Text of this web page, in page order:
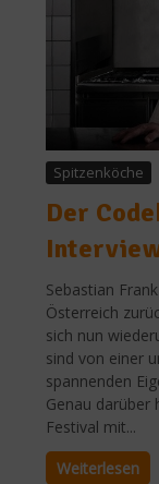
Spitzenköche
Der
Sebastian
Österreich
sich nun
sind von einer
spannenden
Genau darüber
Festival mit...
Weiterlesen